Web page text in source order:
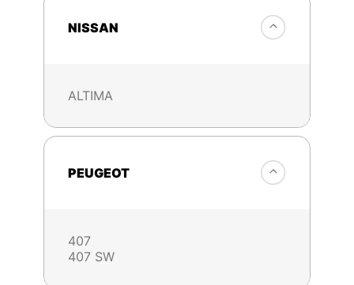
NISSAN
ALTIMA
PEUGEOT
407
407 SW